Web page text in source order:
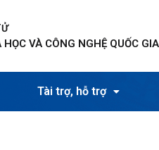
VÀ CÔNG NGHỆ QUỐC GIA
Tài trợ, hỗ trợ